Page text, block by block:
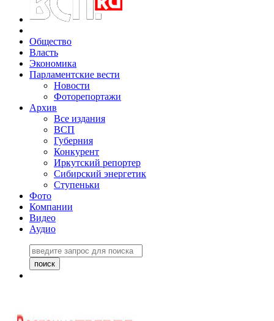
Общество
Власть
Экономика
Парламентские вести
Новости
Фоторепортажи
Архив
Все издания
ВСП
Губерния
Конкурент
Иркутский репортер
Сибирский энергетик
Ступеньки
Фото
Компании
Видео
Аудио